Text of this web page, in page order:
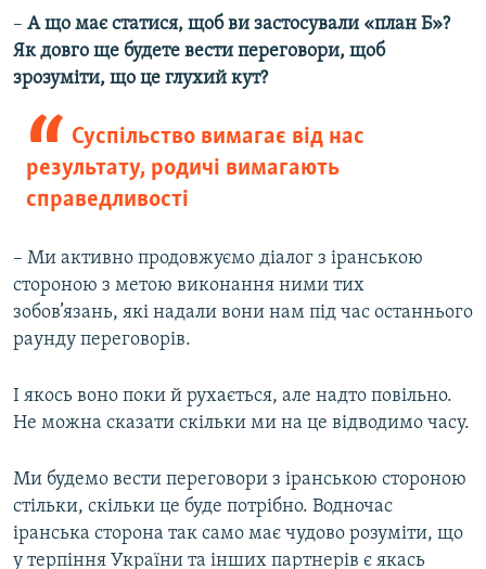
– А що має статися, щоб ви застосували «план Б»?
Як довго ще будете вести переговори, щоб
зрозуміти, що це глухий кут?
Суспільство вимагає від нас
результату, родичі вимагають
справедливості
– Ми активно продовжуємо діалог з іранською
стороною з метою виконання ними тих
зобов’язань, які надали вони нам під час останнього
раунду переговорів.
І якось воно поки й рухається, але надто повільно.
Не можна сказати скільки ми на це відводимо часу.
Ми будемо вести переговори з іранською стороною
стільки, скільки це буде потрібно. Водночас
іранська сторона так само має чудово розуміти, що
у терпіння України та інших партнерів є якась